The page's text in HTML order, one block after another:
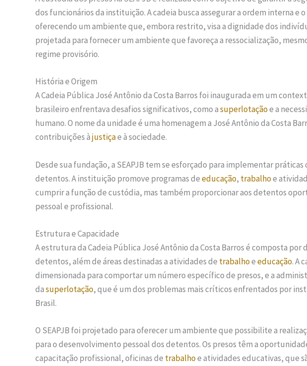
dos funcionários da instituição. A cadeia busca assegurar a ordem interna e
oferecendo um ambiente que, embora restrito, visa a dignidade dos
projetada para fornecer um ambiente que favoreça a ressocialização,
regime provisório.
História e Origem
A Cadeia Pública José Antônio da Costa Barros foi inaugurada em um
brasileiro enfrentava desafios significativos, como asuperlotaçãoe a
humano. O nome da unidade é uma homenagem a José Antônio da Costa
contribuições àjustiçae à sociedade.
Desde sua fundação, a SEAPJB tem se esforçado para implementar
detentos. A instituição promove programas deeducação, trabalhoe
cumprir a função de custódia, mas também proporcionar aos detentos
pessoal e profissional.
Estrutura e Capacidade
A estrutura da Cadeia Pública José Antônio da Costa Barros é composta por
detentos, além de áreas destinadas a atividades de trabalhoeeducação. A
dimensionada para comportar um número específico de presos, e a
dasuperlotação, que é um dos problemas mais críticos enfrentados por
Brasil.
O SEAPJB foi projetado para oferecer um ambiente que possibilite a
para o desenvolvimento pessoal dos detentos. Os presos têm a
capacitação profissional, oficinas de trabalhoe atividades educativas, que